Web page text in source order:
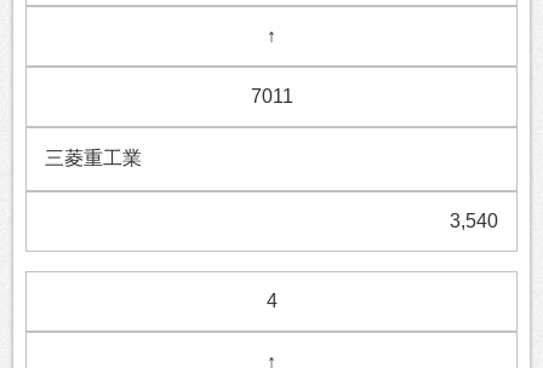
↑
7011
三菱重工業
3,540
4
↑